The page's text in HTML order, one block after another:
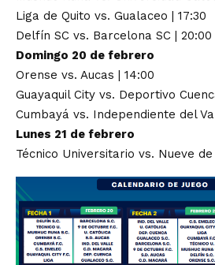
Liga de Quito vs. Gualaceo | 17:30
Delfín SC vs. Barcelona SC | 20:00
Domingo 20 de febrero
Orense vs. Aucas | 14:00
Guayaquil City vs. Deportivo
Cumbayá vs. Independiente del
Lunes 21 de febrero
Técnico Universitario vs. Nueve